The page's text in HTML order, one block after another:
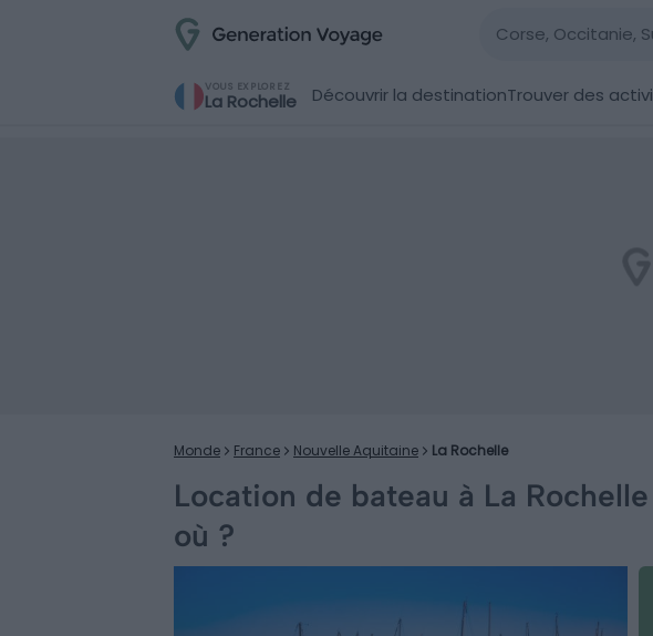
VOUS EXPLOREZ
La Rochelle Découvrir la destinationTrouver des
Monde France Nouvelle Aquitaine La Rochelle
Location de bateau à La
où ?